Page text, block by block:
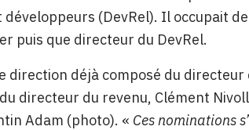
(DevRel). Il occupait
puis que directeur du DevRel.
déjà composé du
directeur du revenu, Clément
Adam (photo). « Ces nominations